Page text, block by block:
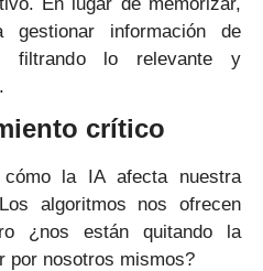
gestionar información de
filtrando lo relevante y
crítico
la IA afecta nuestra
algoritmos nos ofrecen
¿nos están quitando la
por nosotros mismos?